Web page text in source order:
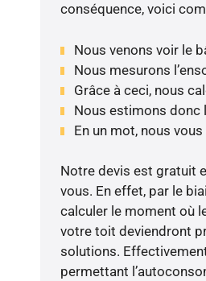
conséquence, voici
Nous venons voir le
Nous mesurons
Grâce à ceci, nous
Nous estimons donc
En un mot, nous
Notre devis est gratuit
vous. En effet, par le
calculer le moment où
votre toit deviendront
solutions.
permettant